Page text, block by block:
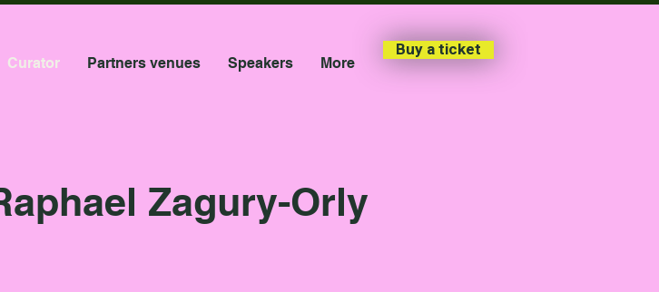
Curator Partners venues Speakers More
Buy a ticket
Zagury-Orly